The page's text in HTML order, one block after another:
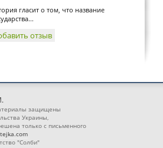
гласит о том, что название
отзыв
защищены
Украины,
только с письменного
"Солби"